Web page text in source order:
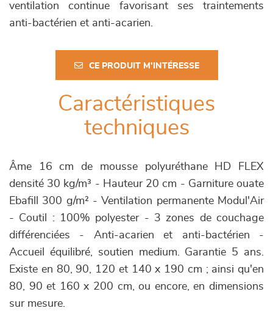
ventilation continue favorisant ses traintements
anti-bactérien et anti-acarien.
CE PRODUIT M'INTÉRESSE
Caractéristiques
techniques
Âme 16 cm de mousse polyuréthane HD FLEX
densité 30 kg/m³ - Hauteur 20 cm - Garniture ouate
Ebafill 300 g/m² - Ventilation permanente Modul'Air
- Coutil : 100% polyester - 3 zones de couchage
différenciées - Anti-acarien et anti-bactérien -
Accueil équilibré, soutien medium. Garantie 5 ans.
Existe en 80, 90, 120 et 140 x 190 cm ; ainsi qu'en
80, 90 et 160 x 200 cm, ou encore, en dimensions
sur mesure.